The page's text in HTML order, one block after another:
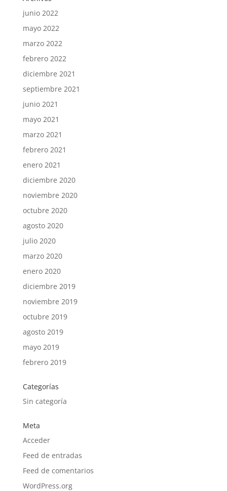
junio 2022
mayo 2022
marzo 2022
febrero 2022
diciembre 2021
septiembre 2021
junio 2021
mayo 2021
marzo 2021
febrero 2021
enero 2021
diciembre 2020
noviembre 2020
octubre 2020
agosto 2020
julio 2020
marzo 2020
enero 2020
diciembre 2019
noviembre 2019
octubre 2019
agosto 2019
mayo 2019
febrero 2019
Categorías
Sin categoría
Meta
Acceder
Feed de entradas
Feed de comentarios
WordPress.org